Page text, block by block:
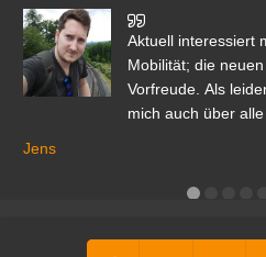
Aktuell interessiert
Mobilität; die
Vorfreude. Als
mich auch über
Jens